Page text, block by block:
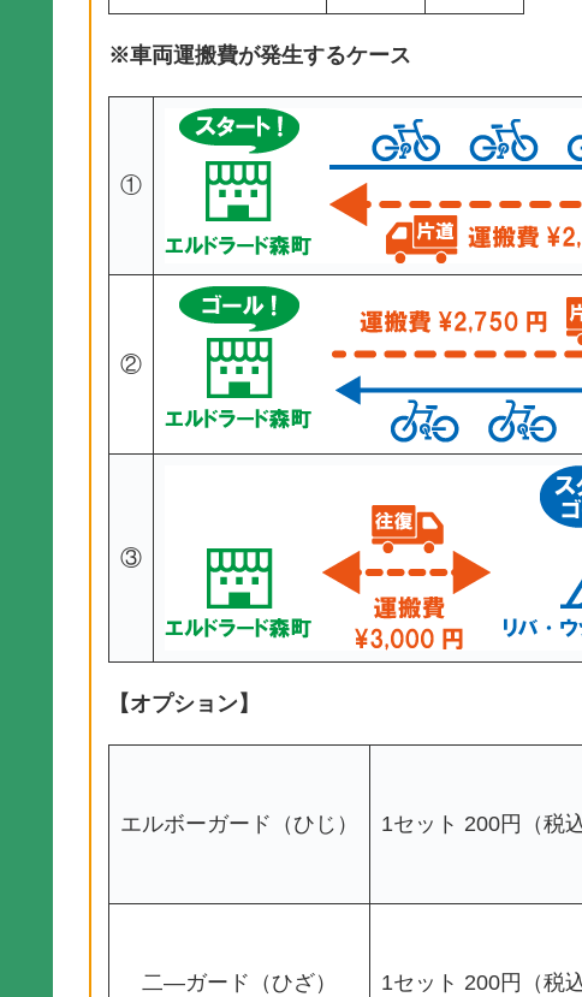
※車両運搬費が発生するケース
①
②
③
【オプション】
エルボーガード（ひじ） 1セット 200円（税込
二―ガード（ひざ） 1セット 200円（税込